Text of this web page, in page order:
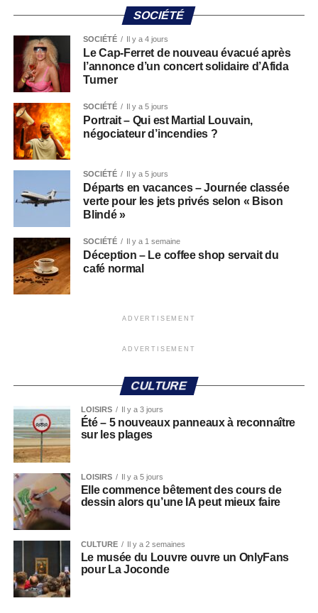
SOCIÉTÉ
SOCIÉTÉ Il y a 4 jours
Le Cap-Ferret de nouveau évacué après
l’annonce d’un concert solidaire d’Afida
Turner
SOCIÉTÉ Il y a 5 jours
Portrait – Qui est Martial Louvain,
négociateur d’incendies ?
SOCIÉTÉ Il y a 5 jours
Départs en vacances – Journée classée
verte pour les jets privés selon « Bison
Blindé »
SOCIÉTÉ Il y a 1 semaine
Déception – Le coffee shop servait du
café normal
ADVERTISEMENT
ADVERTISEMENT
CULTURE
LOISIRS Il y a 3 jours
Été – 5 nouveaux panneaux à reconnaître
sur les plages
LOISIRS Il y a 5 jours
Elle commence bêtement des cours de
dessin alors qu’une IA peut mieux faire
CULTURE Il y a 2 semaines
Le musée du Louvre ouvre un OnlyFans
pour La Joconde